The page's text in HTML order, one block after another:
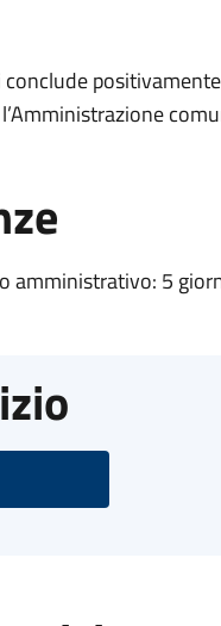
amministrativo: 5